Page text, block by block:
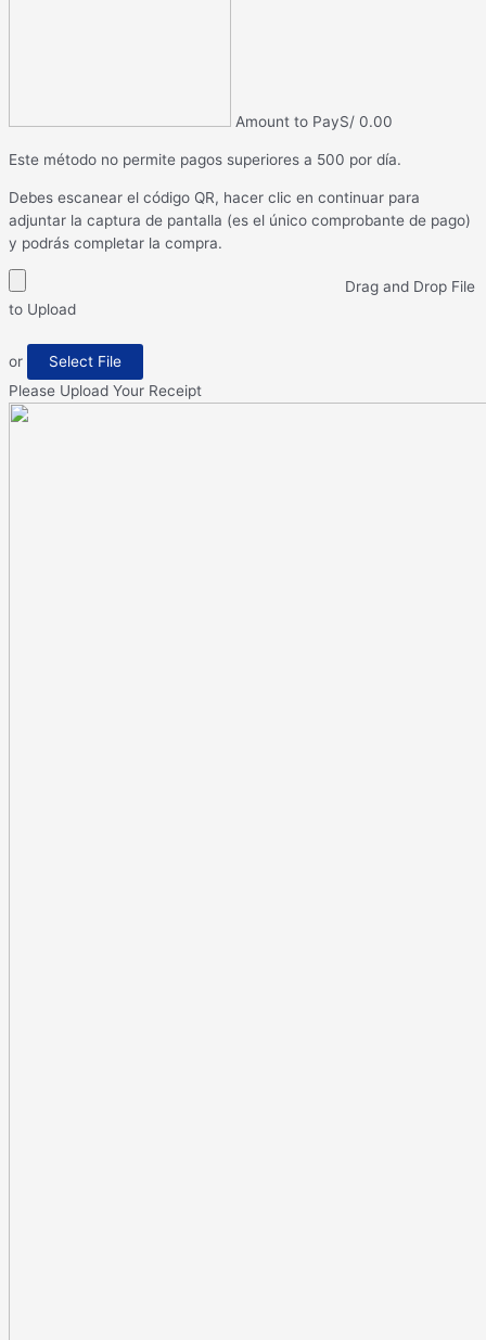
Amount to PayS/ 0.00
Este método no permite pagos superiores a 500 por día.
Debes escanear el código QR, hacer clic en continuar para
adjuntar la captura de pantalla (es el único comprobante de pago)
y podrás completar la compra.
Drag and Drop File
to Upload
or
Select File
Please Upload Your Receipt